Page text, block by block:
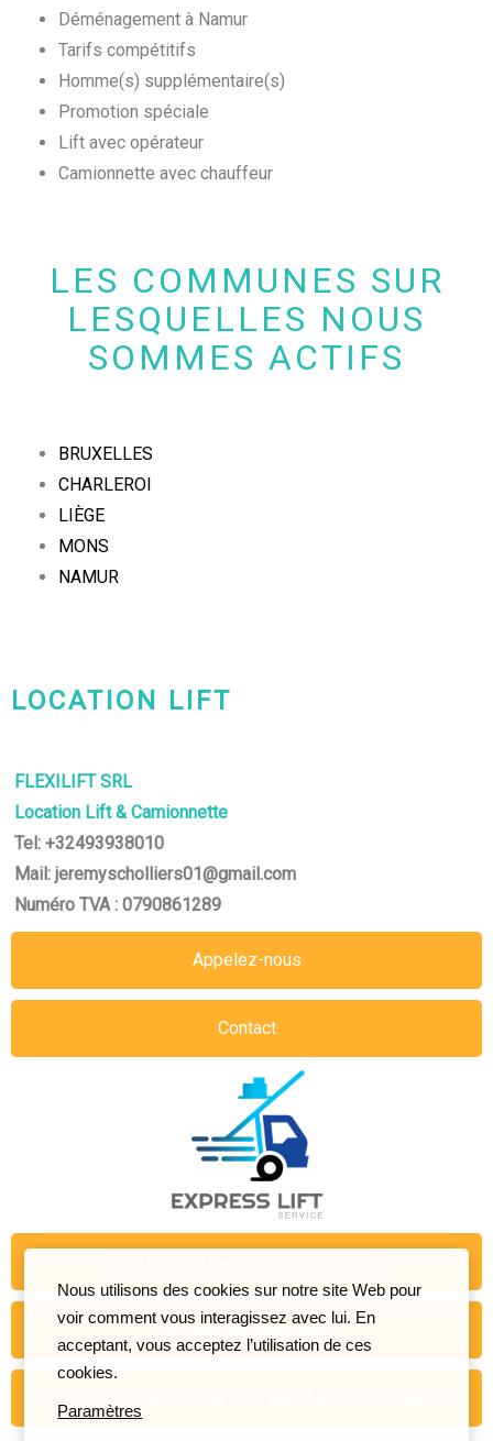
Déménagement à Namur
Tarifs compétitifs
Homme(s) supplémentaire(s)
Promotion spéciale
Lift avec opérateur
Camionnette avec chauffeur
LES COMMUNES SUR
LESQUELLES NOUS
SOMMES ACTIFS
BRUXELLES
CHARLEROI
LIÈGE
MONS
NAMUR
LOCATION LIFT
FLEXILIFT SRL
Location Lift & Camionnette
Tel: +32493938010
Mail: jeremyscholliers01@gmail.com
Numéro TVA : 0790861289
Appelez-nous
Contact
Google My Business
Nous utilisons des cookies sur notre site Web pour
voir comment vous interagissez avec lui. En
acceptant, vous acceptez l’utilisation de ces
cookies.
Paramètres